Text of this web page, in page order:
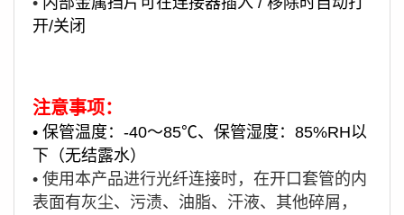
开/关闭
注意事项：
• 保管温度：-40～85℃、保管湿度：85%RH以
下（无结露水）
• 使用本产品进行光纤连接时，在开口套管的内
表面有灰尘、污渍、 油脂、汗液、其他碎屑，